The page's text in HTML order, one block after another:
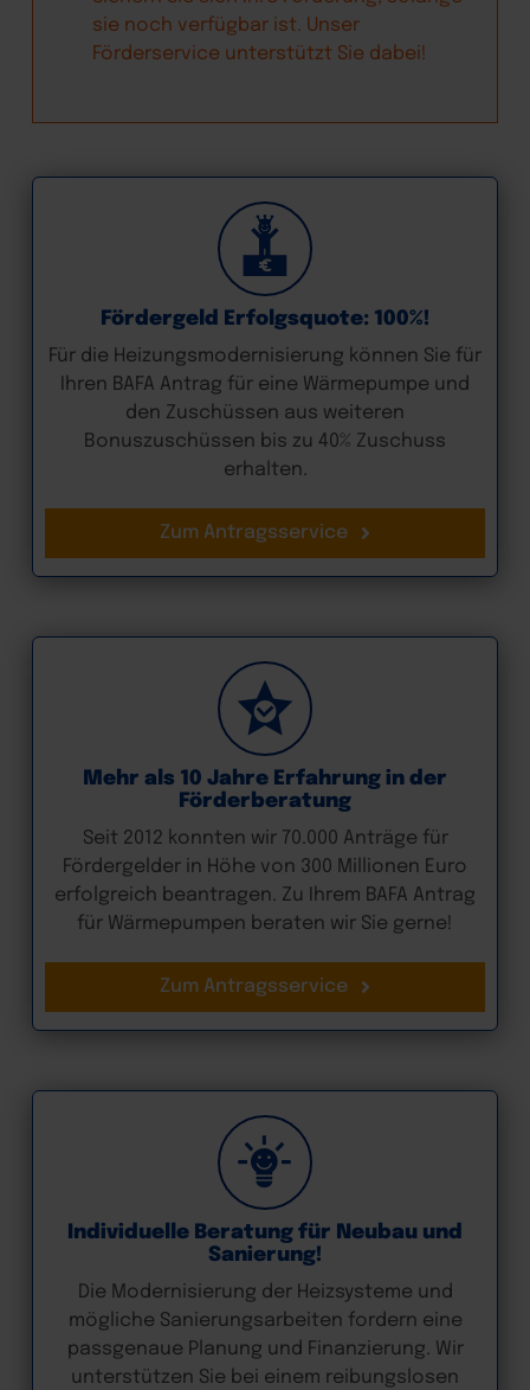
sie noch verfügbar ist. Unser
Förderservice unterstützt Sie dabei!
Fördergeld Erfolgsquote: 100%!
Für die Heizungsmodernisierung können Sie für
Ihren BAFA Antrag für eine Wärmepumpe und
den Zuschüssen aus weiteren
Bonuszuschüssen bis zu 40% Zuschuss
erhalten.
Zum Antragsservice
Mehr als 10 Jahre Erfahrung in der
Förderberatung
Seit 2012 konnten wir 70.000 Anträge für
Fördergelder in Höhe von 300 Millionen Euro
erfolgreich beantragen. Zu Ihrem BAFA Antrag
für Wärmepumpen beraten wir Sie gerne!
Zum Antragsservice
Individuelle Beratung für Neubau und
Sanierung!
Die Modernisierung der Heizsysteme und
mögliche Sanierungsarbeiten fordern eine
passgenaue Planung und Finanzierung. Wir
unterstützen Sie bei einem reibungslosen